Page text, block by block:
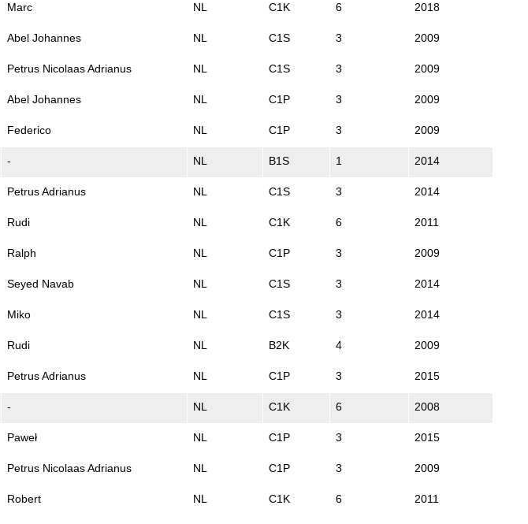
Marc NL C1K 6 2018
Abel Johannes NL C1S 3 2009
Petrus Nicolaas Adrianus NL C1S 3 2009
Abel Johannes NL C1P 3 2009
Federico NL C1P 3 2009
- NL B1S 1 2014
Petrus Adrianus NL C1S 3 2014
Rudi NL C1K 6 2011
Ralph NL C1P 3 2009
Seyed Navab NL C1S 3 2014
Miko NL C1S 3 2014
Rudi NL B2K 4 2009
Petrus Adrianus NL C1P 3 2015
- NL C1K 6 2008
Paweł NL C1P 3 2015
Petrus Nicolaas Adrianus NL C1P 3 2009
Robert NL C1K 6 2011